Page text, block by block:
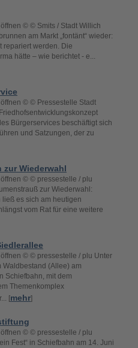
© © Smits / Stadt Willich
am Markt „fontänt“ wieder:
repariert werden. Die
hätte – wie berichtet - e...
© © Pressestelle Stadt
Bürgerservices beschäftigt sich
und Satzungen, der zu
Wiederwahl
© © pressestelle / plu
zur Wiederwahl:
es sich am heutigen
vom Rat für eine weitere
© © pressestelle / plu Unter
(Allee) am
Schiefbahn, mit dem
Themenkomplex
[mehr]
© © pressestelle / plu
Fest“ in Schiefbahn am 14. Juni